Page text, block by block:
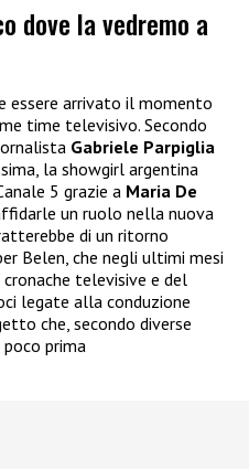
dove la vedremo a
essere arrivato il momento
time televisivo. Secondo
Gabriele Parpiglia
la showgirl argentina
5 grazie a Maria De
un ruolo nella nuova
di un ritorno
Belen, che negli ultimi mesi
televisive e del
legate alla conduzione
che, secondo diverse
prima